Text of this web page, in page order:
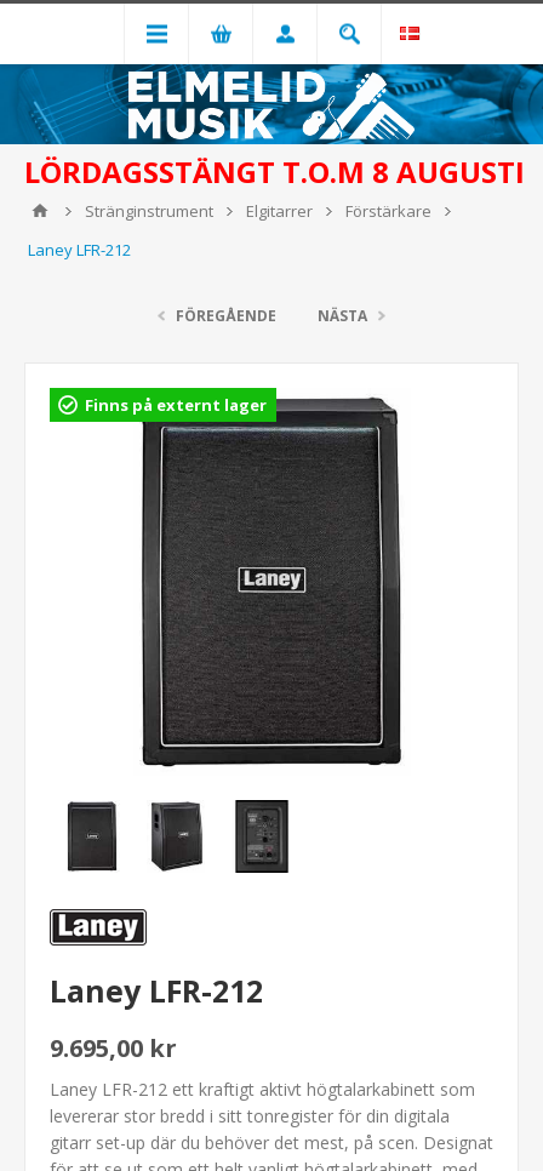
LÖRDAGSSTÄNGT T.O.M 8 AUGUSTI
Stränginstrument Elgitarrer
Förstärkare
Laney LFR-212
FÖREGÅENDE NÄSTA
Finns på externt lager
Laney LFR-212
9.695,00 kr
Laney LFR-212 ett kraftigt aktivt högtalarkabinett som
levererar stor bredd i sitt tonregister för din digitala
gitarr set-up där du behöver det mest, på scen. Designat